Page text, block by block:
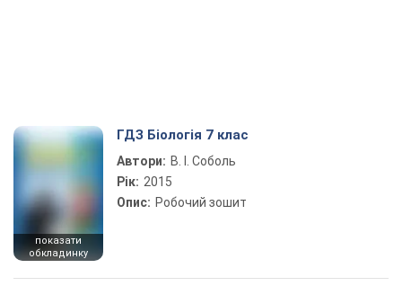
показати
обкладинку
ГДЗ Біологія 7 клас
Автори: В. І. Соболь
Рік: 2015
Опис: Робочий зошит